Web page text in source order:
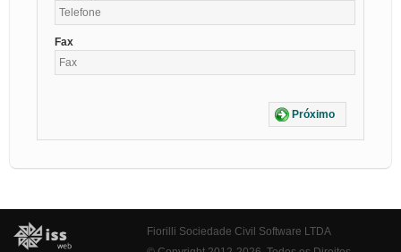
Fax
Próximo
Fiorilli Sociedade Civil Software LTDA